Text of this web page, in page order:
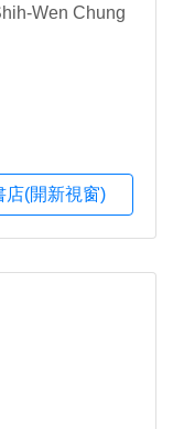
Wen Chung
店(開新視窗)